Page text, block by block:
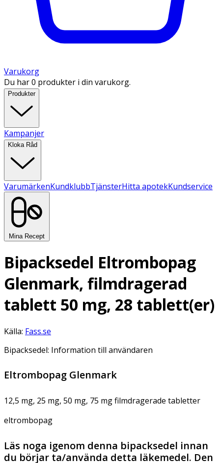
Varukorg
Du har 0 produkter i din varukorg.
Produkter
Kampanjer
Kloka Råd
VarumärkenKundklubbTjänsterHitta apotekKundservice
Mina Recept
Bipacksedel Eltrombopag
Glenmark, filmdragerad
tablett 50 mg, 28 tablett(er)
Källa: Fass.se
Bipacksedel: Information till användaren
Eltrombopag Glenmark
12,5 mg, 25 mg, 50 mg, 75 mg filmdragerade tabletter
eltrombopag
Läs noga igenom denna bipacksedel innan
du börjar ta/använda detta läkemedel. Den